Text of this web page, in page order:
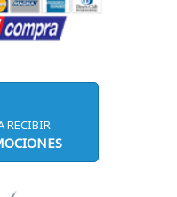
RECIBIR